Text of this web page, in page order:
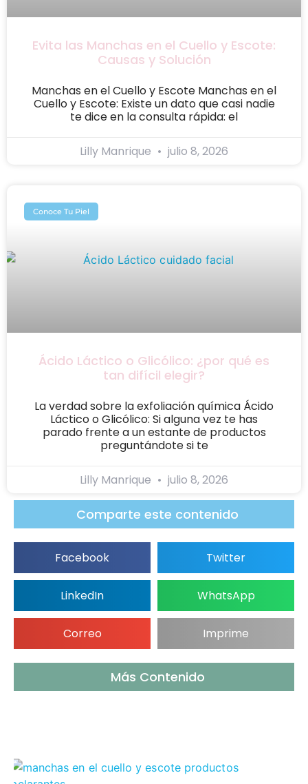
Evita las Manchas en el Cuello y Escote:
Causas y Solución
Manchas en el Cuello y Escote Manchas en el
Cuello y Escote: Existe un dato que casi nadie
te dice en la consulta rápida: el
Lilly Manrique julio 8, 2026
Conoce Tu Piel
Ácido Láctico o Glicólico: ¿por qué es
tan difícil elegir?
La verdad sobre la exfoliación química Ácido
Láctico o Glicólico: Si alguna vez te has
parado frente a un estante de productos
preguntándote si te
Lilly Manrique julio 8, 2026
Comparte este contenido
Facebook Twitter
LinkedIn WhatsApp
Correo Imprime
Más Contenido